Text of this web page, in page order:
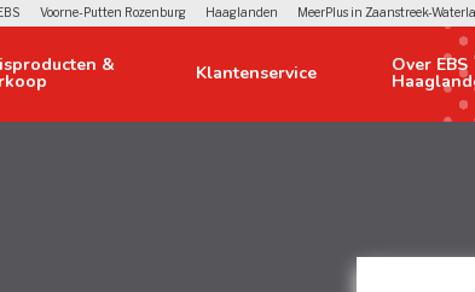
Voorne-Putten Rozenburg Haaglanden MeerPlus in Zaanstreek-
& Klantenservice Over EBS